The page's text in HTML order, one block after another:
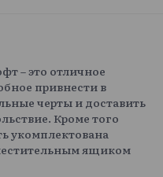
– это отличное
привнести в
черты и доставить
Кроме того
укомплектована
ящиком